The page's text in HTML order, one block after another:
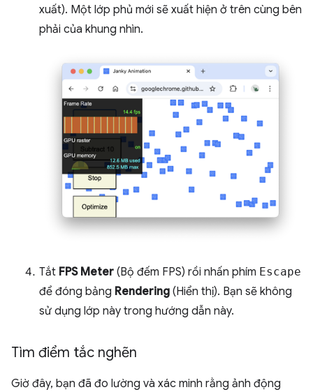
xuất). Một lớp phủ mới sẽ xuất hiện ở trên cùng bên
phải của khung nhìn.
Tắt FPS Meter (Bộ đếm FPS) rồi nhấn phím Escape
để đóng bảng Rendering (Hiển thị). Bạn sẽ không
sử dụng lớp này trong hướng dẫn này.
Tìm điểm tắc nghẽn
Giờ đây, bạn đã đo lường và xác minh rằng ảnh động